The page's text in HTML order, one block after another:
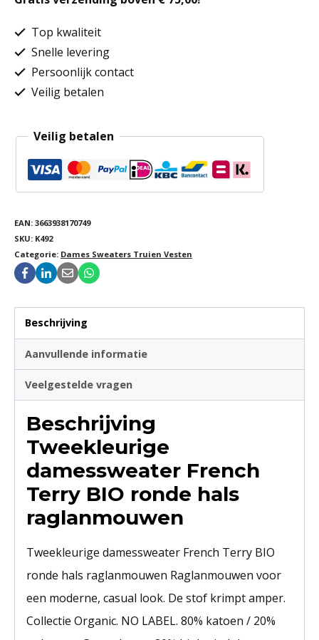
Top kwaliteit
Snelle levering
Persoonlijk contact
Veilig betalen
Veilig betalen
EAN: 3663938170749
SKU: K492
Categorie: Dames Sweaters Truien Vesten
Beschrijving
Aanvullende informatie
Veelgestelde vragen
Beschrijving
Tweekleurige
damessweater French
Terry BIO ronde hals
raglanmouwen
Tweekleurige damessweater French Terry BIO
ronde hals raglanmouwen Raglanmouwen voor
een moderne, casual look. De stof krimpt amper.
Collectie Organic. NO LABEL. 80% katoen / 20%